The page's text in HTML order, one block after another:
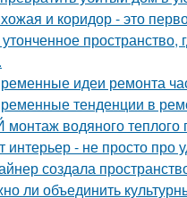
и коридор - это
пространство,
идеи ремонта
тенденции в
водяного теплого
интерьер - не просто про
создала
ли объединить